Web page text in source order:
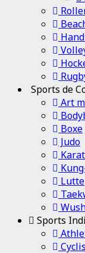
Sports de
Art
Boxe
Judo
Lutte
Sports